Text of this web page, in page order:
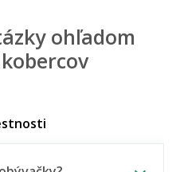
ohľadom